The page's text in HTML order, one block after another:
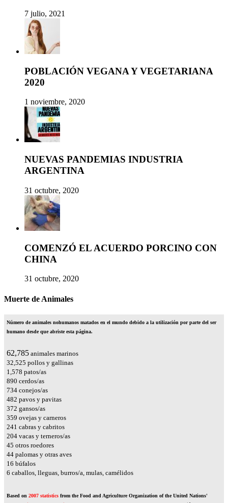
7 julio, 2021
POBLACIÓN VEGANA Y VEGETARIANA
2020
1 noviembre, 2020
NUEVAS PANDEMIAS INDUSTRIA
ARGENTINA
31 octubre, 2020
COMENZÓ EL ACUERDO PORCINO CON
CHINA
31 octubre, 2020
Muerte de Animales
Número de animales nohumanos matados en el mundo debido a la utilización por parte del ser
humano desde que abriste esta página.
65,639 animales marinos
34,003 pollos y gallinas
1,650 patos/as
931 cerdos/as
767 conejos/as
504 pavos y pavitas
389 gansos/as
376 ovejas y carneros
252 cabras y cabritos
213 vacas y terneros/as
47 otros roedores
46 palomas y otras aves
17 búfalos
7 caballos, lleguas, burros/a, mulas, camélidos
Based on 2007 statistics from the Food and Agriculture Organization of the United Nations'